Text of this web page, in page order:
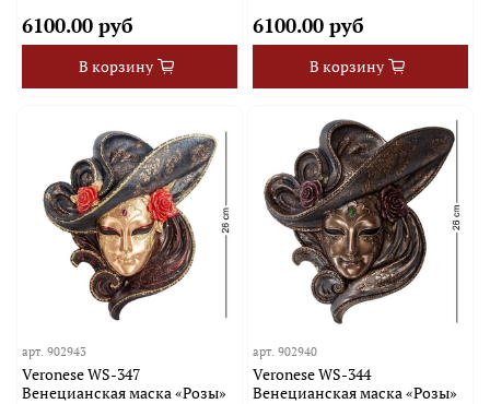
6100.00 руб
В корзину
6100.00 руб
В корзину
арт.902943
Veronese WS-347
Венецианская маска «Розы»
арт. 902940
Veronese WS-344
Венецианская маска «Розы»